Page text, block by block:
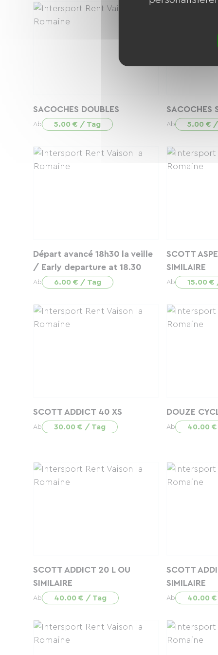
SACOCHES DOUBLES
Ab 5.00 € / Tag
SACOCHES
Ab 5.00 € /
Départ avancé 18h30 la veille
/ Early departure at 18.30
Ab 6.00 € / Tag
SCOTT
SIMILAIRE
Ab 15.00 €
SCOTT ADDICT 40 XS
Ab 30.00 € / Tag
DOUZE
Ab 40.00
SCOTT ADDICT 20 L OU
SIMILAIRE
Ab 40.00 € / Tag
SCOTT
SIMILAIRE
Ab 40.00